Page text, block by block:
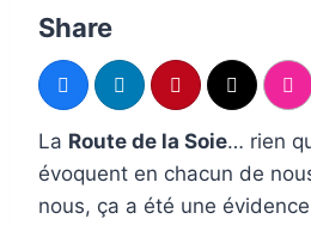
Share
La Route de la Soie… rien
évoquent en chacun de
nous, ça a été une